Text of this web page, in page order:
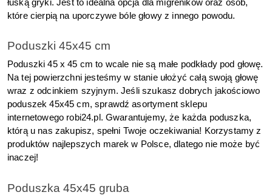
łuską gryki. Jest to idealna opcja dla migreników oraz osób,
które cierpią na uporczywe bóle głowy z innego powodu.
Poduszki 45x45 cm
Poduszki 45 x 45 cm to wcale nie są małe podkłady pod głowę.
Na tej powierzchni jesteśmy w stanie ułożyć całą swoją głowę
wraz z odcinkiem szyjnym. Jeśli szukasz dobrych jakościowo
poduszek 45x45 cm, sprawdź asortyment sklepu
internetowego robi24.pl. Gwarantujemy, że każda poduszka,
którą u nas zakupisz, spełni Twoje oczekiwania! Korzystamy z
produktów najlepszych marek w Polsce, dlatego nie może być
inaczej!
Poduszka 45x45 gruba